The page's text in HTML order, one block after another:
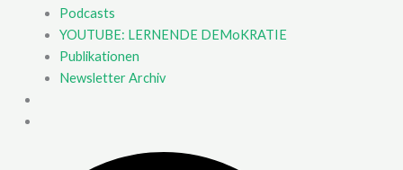
Podcasts
YOUTUBE: LERNENDE DEMoKRATIE
Publikationen
Newsletter Archiv